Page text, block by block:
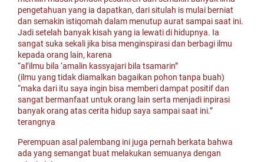
pengetahuan yang ia dapatkan, dari situlah is mulai berniat
dan semakin istiqomah dalam menutup aurat sampai saat ini.
Jadi setelah banyak kisah yang ia lewati di hidupnya. Ia
sangat suka sekali jika bisa menginspirasi dan berbagi ilmu
kepada orang lain, karena
“al’ilmu bila ‘amalin kassyajari bila tsamarin”
(ilmu yang tidak diamalkan bagaikan pohon tanpa buah)
“maka dari itu saya ingin bisa memberi dampat positif dan
sangat bermanfaat untuk orang lain serta menjadi inpirasi
banyak orang atas cerita hidup saya sampai saat ini.”
terangnya
Perempuan asal palembang ini juga pernah berkata bahwa
ada yang semangat buat melakukan semuanya dengan